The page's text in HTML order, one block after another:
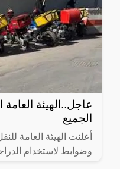
عاجل..الهيئة
الجميع
أعلنت الهيئة العامة
وضوابط لاستخدام